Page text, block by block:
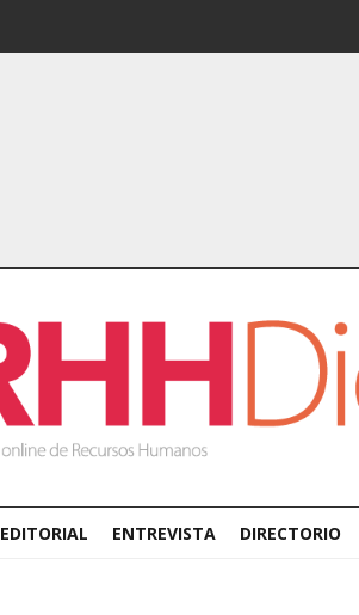
EDITORIAL ENTREVISTA DIRECTORIO